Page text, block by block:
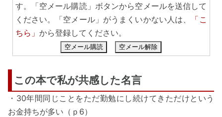
す。「空メール購読」ボタンから空メールを送信して
ください。「空メール」がうまくいかない人は、
「こ
ちら」 から登録してください。
空メール購読 空メール解除
この本で私が共感した名言
・30年間同じことをただ勤勉にし続けてきただけという
お金持ちが多い（ｐ6）